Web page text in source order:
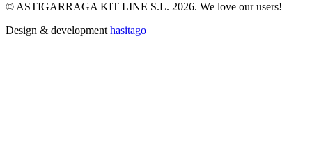
© ASTIGARRAGA KIT LINE S.L. 2026. We love our users!
Design & development hasitago_